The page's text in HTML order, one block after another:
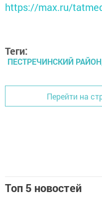
https://max.ru/
Теги:
ПЕСТРЕЧИНСКИЙ
Перейти на
Топ 5 новостей